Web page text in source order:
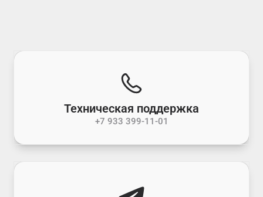
Техническая поддержка
+7 933 399-11-01